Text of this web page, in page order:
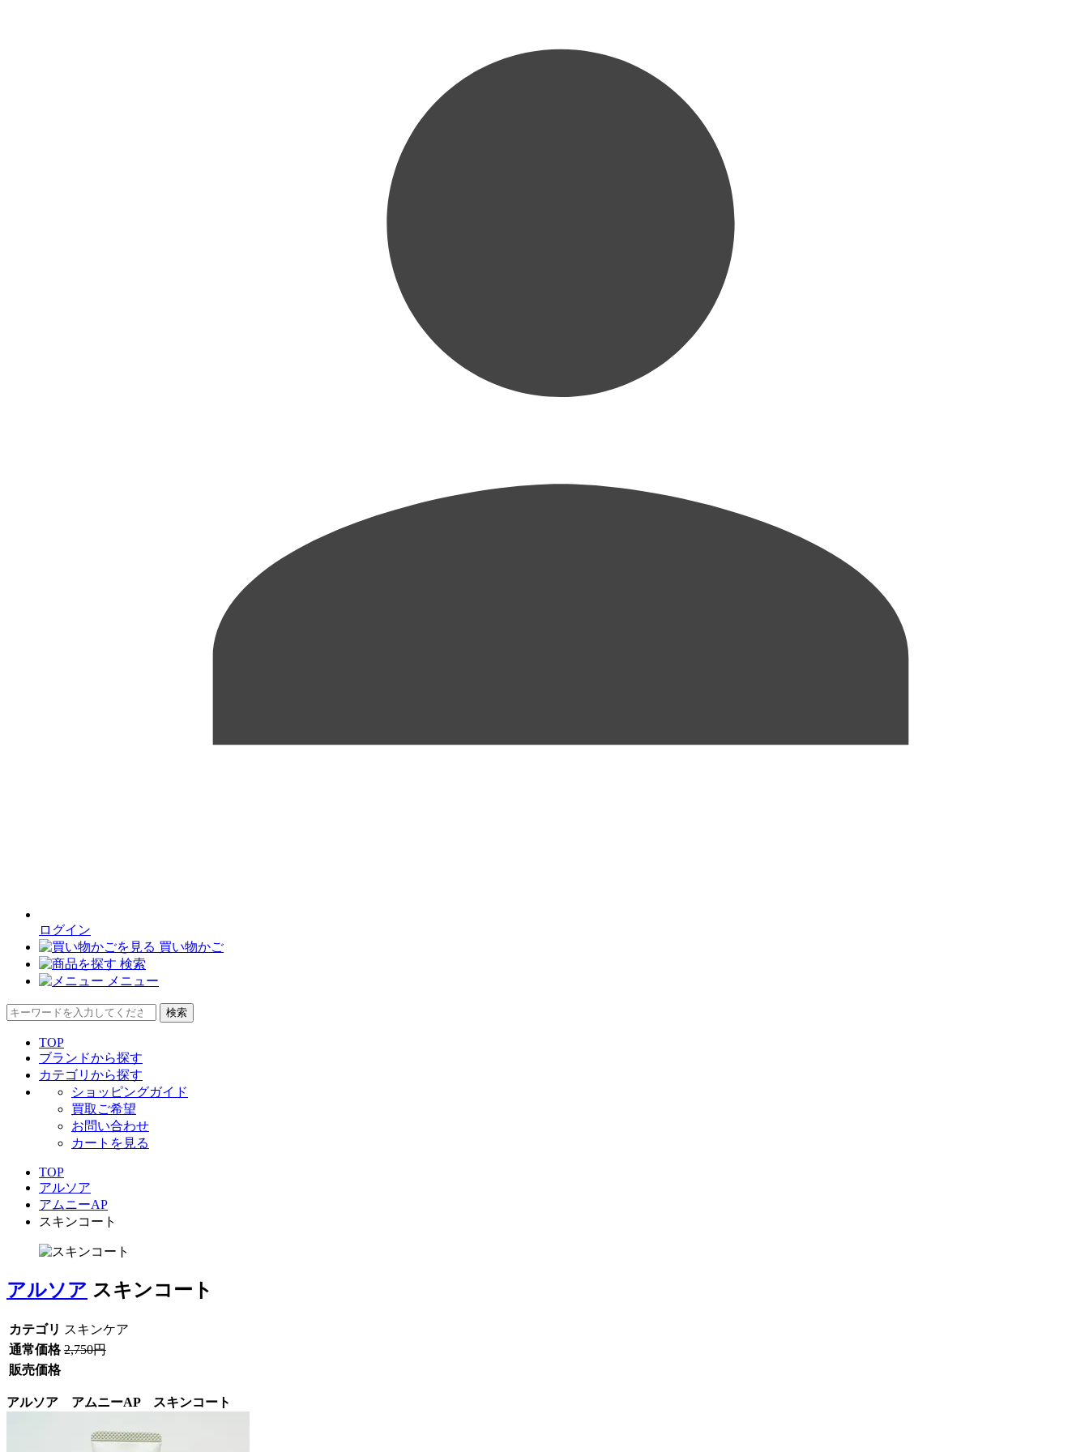
ログイン
買い物かご
検索
メニュー
検索
TOP
ブランドから探す
カテゴリから探す
ショッピングガイド
買取ご希望
お問い合わせ
カートを見る
TOP
アルソア
アムニーAP
スキンコート
アルソア スキンコート
カテゴリ スキンケア
通常価格 2,750円
販売価格
アルソア アムニーAP スキンコート